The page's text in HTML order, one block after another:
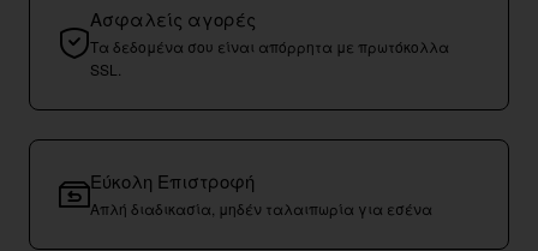
Ασφαλείς αγορές
Τα δεδομένα σου είναι απόρρητα με πρωτόκολλα
SSL.
Εύκολη Επιστροφή
Απλή διαδικασία, μηδέν ταλαιπωρία για εσένα